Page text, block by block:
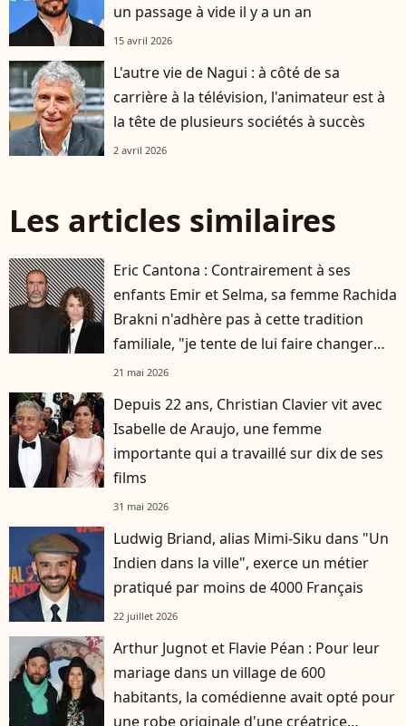
un passage à vide il y a un an
15 avril 2026
L'autre vie de Nagui : à côté de sa
carrière à la télévision, l'animateur est à
la tête de plusieurs sociétés à succès
2 avril 2026
Les articles similaires
Eric Cantona : Contrairement à ses
enfants Emir et Selma, sa femme Rachida
Brakni n'adhère pas à cette tradition
familiale, "je tente de lui faire changer
d'avis"
21 mai 2026
Depuis 22 ans, Christian Clavier vit avec
Isabelle de Araujo, une femme
importante qui a travaillé sur dix de ses
films
31 mai 2026
Ludwig Briand, alias Mimi-Siku dans "Un
Indien dans la ville", exerce un métier
pratiqué par moins de 4000 Français
22 juillet 2026
Arthur Jugnot et Flavie Péan : Pour leur
mariage dans un village de 600
habitants, la comédienne avait opté pour
une robe originale d'une créatrice